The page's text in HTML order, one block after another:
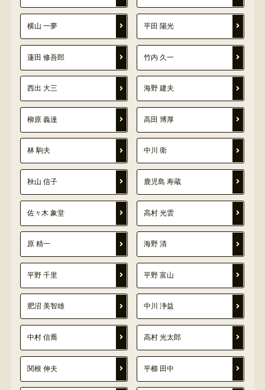
横山 一夢 平田 陽光
蓮田 修吾郎 竹内 久一
西出 大三 海野 建夫
柳原 義達 高田 博厚
林 駒夫 中川 衛
秋山 信子 鹿児島 寿蔵
佐々木 象堂 高村 光雲
原 精一 海野 清
平野 千里 平野 富山
肥沼 美智雄 中川 浄益
中村 信喬 高村 光太郎
関根 伸夫 平櫛 田中